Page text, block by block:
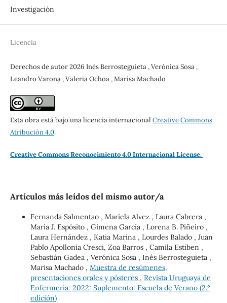
Investigación
Licencia
Derechos de autor 2026 Inés Berrosteguieta , Verónica Sosa ,
Leandro Varona , Valeria Ochoa , Marisa Machado
Esta obra está bajo una licencia internacional Creative Commons
Atribución 4.0.
Creative Commons Reconocimiento 4.0 Internacional License.
Artículos más leídos del mismo autor/a
Fernanda Salmentao , Mariela Alvez , Laura Cabrera ,
María J. Espósito , Gimena García , Lorena B. Piñeiro ,
Laura Hernández , Katia Marina , Lourdes Balado , Juan
Pablo Apollonia Cresci, Zoa Barros , Camila Estiben ,
Sebastián Gadea , Verónica Sosa , Inés Berrosteguieta ,
Marisa Machado , Muestra de resúmenes,
presentaciones orales y pósteres , Revista Uruguaya de
Enfermería: 2022: Suplemento: Escuela de Verano (2.°
edición)